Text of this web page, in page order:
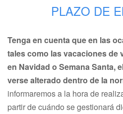
PLAZO DE
Tenga en cuenta que en las
tales como las vacaciones de
en Navidad o Semana Santa,
verse alterado dentro de la
informaremos a la hora de
partir de cuándo se gestionará